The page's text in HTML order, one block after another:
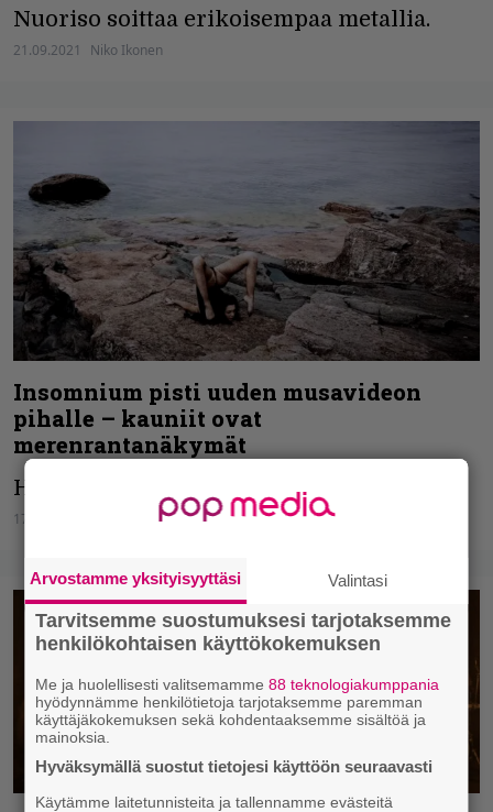
Nuoriso soittaa erikoisempaa metallia.
21.09.2021 Niko Ikonen
Insomnium pisti uuden musavideon
pihalle – kauniit ovat
merenrantanäkymät
Hurjan hieno biisi!
17.09.2021 Niko Ikonen
Arvostamme yksityisyyttäsi Valintasi
Tarvitsemme suostumuksesi tarjotaksemme
henkilökohtaisen käyttökokemuksen
Me ja huolellisesti valitsemamme88 teknologiakumppania
hyödynnämme henkilötietoja tarjotaksemme paremman
käyttäjäkokemuksen sekä kohdentaaksemme sisältöä ja
mainoksia.
Hyväksymällä suostut tietojesi käyttöön seuraavasti
Käytämme laitetunnisteita ja tallennamme evästeitä